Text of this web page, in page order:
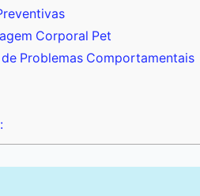
Corporal Pet
Problemas Comportamentais